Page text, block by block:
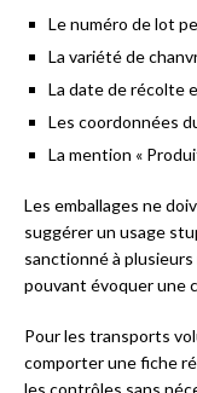
Le numéro de lot
La variété de
La date de récolte
Les coordonnées
La mention «
Les emballages ne
suggérer un usage
sanctionné à
pouvant évoquer une
Pour les transports
comporter une fiche
les contrôles sans